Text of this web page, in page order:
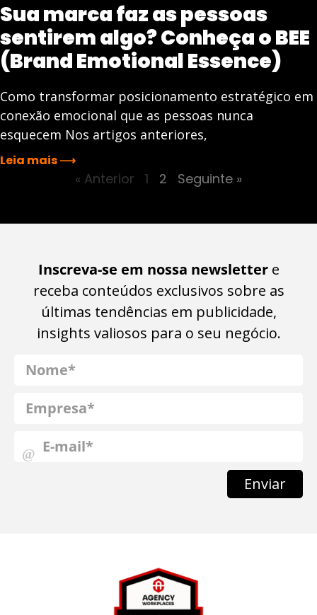
Sua marca faz as pessoas
sentirem algo? Conheça o BEE
(Brand Emotional Essence)
Como transformar posicionamento estratégico em
conexão emocional que as pessoas nunca
esquecem Nos artigos anteriores,
Leia mais ⟶
« Anterior 1 2 Seguinte »
Inscreva-se em nossa newslettere
receba conteúdos exclusivos sobre as
últimas tendências em publicidade,
insights valiosos para o seu negócio.
Enviar